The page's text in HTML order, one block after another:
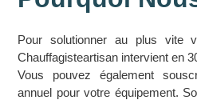
Pour solutionner au plus vite
Chauffagisteartisan intervient en
Vous pouvez également
annuel pour votre équipement.